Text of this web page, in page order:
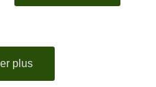
plus